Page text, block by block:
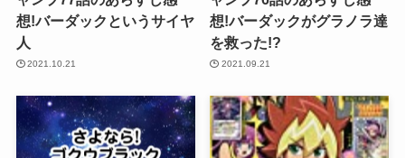
想!バーダックというサイヤ
人
2021.10.21
想!バーダックがグラノラ達
を救った!?
2021.09.21